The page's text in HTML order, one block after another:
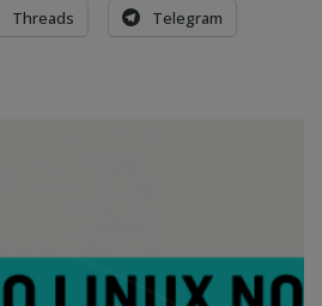
Threads Telegram